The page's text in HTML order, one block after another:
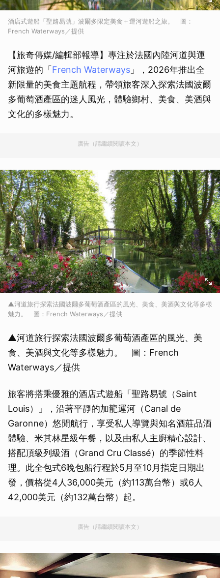
酒店式遊船「聖路易號」波爾多限定美食＋運河遊船之旅。 圖：
French Waterways／提供
【旅奇傳媒/編輯部報導】專注於法國內陸河道與運
河旅遊的「French Waterways 」，2026年推出全
新限量的美食主題航程，帶領旅客深入探索法國波爾
多葡萄酒產區的迷人風光，體驗鄉村、美食、美酒與
文化的多樣魅力。
廣告（請繼續閱讀本文）
▲河道旅行探索法國波爾多葡萄酒產區的風光、美食、美酒與文化等多樣
魅力。 圖：French Waterways／提供
▲河道旅行探索法國波爾多葡萄酒產區的風光、美
食、美酒與文化等多樣魅力。 圖：French
Waterways／提供
旅客將搭乘優雅的酒店式遊船「聖路易號（Saint
Louis）」，沿著平靜的加龍運河（Canal de
Garonne）悠閒航行，享受私人導覽與知名酒莊品酒
體驗、米其林星級午餐，以及由私人主廚精心設計、
搭配頂級列級酒（Grand Cru Classé）的季節性料
理。此全包式6晚包船行程於5月至10月指定日期出
發，價格從4人36,000美元（約113萬台幣）或6人
42,000美元（約132萬台幣）起。
廣告（請繼續閱讀本文）